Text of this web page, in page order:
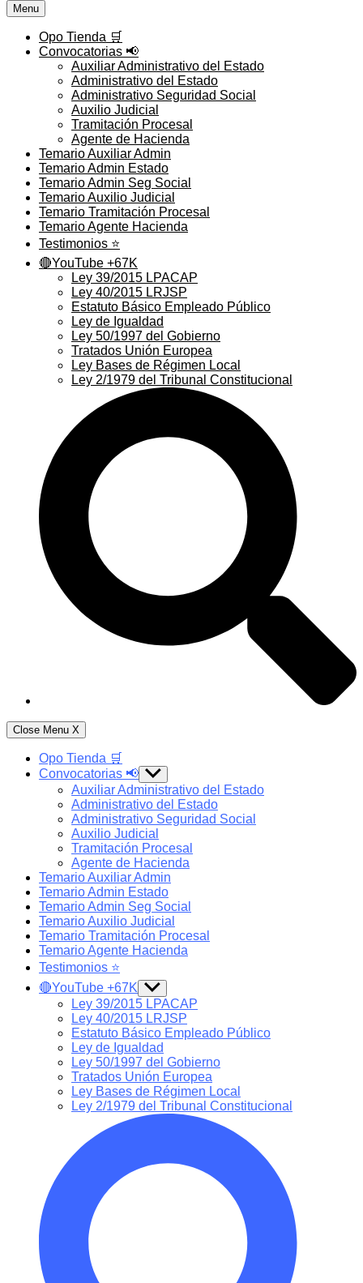
Menu
Opo Tienda 🛒
Convocatorias 📢
Auxiliar Administrativo del Estado
Administrativo del Estado
Administrativo Seguridad Social
Auxilio Judicial
Tramitación Procesal
Agente de Hacienda
Temario Auxiliar Admin
Temario Admin Estado
Temario Admin Seg Social
Temario Auxilio Judicial
Temario Tramitación Procesal
Temario Agente Hacienda
Testimonios ⭐️
🔴YouTube +67K
Ley 39/2015 LPACAP
Ley 40/2015 LRJSP
Estatuto Básico Empleado Público
Ley de Igualdad
Ley 50/1997 del Gobierno
Tratados Unión Europea
Ley Bases de Régimen Local
Ley 2/1979 del Tribunal Constitucional
Close Menu X
Opo Tienda 🛒
Convocatorias 📢 Show
sub
menu
Auxiliar Administrativo del Estado
Administrativo del Estado
Administrativo Seguridad Social
Auxilio Judicial
Tramitación Procesal
Agente de Hacienda
Temario Auxiliar Admin
Temario Admin Estado
Temario Admin Seg Social
Temario Auxilio Judicial
Temario Tramitación Procesal
Temario Agente Hacienda
Testimonios ⭐️
🔴YouTube +67K Show
sub
menu
Ley 39/2015 LPACAP
Ley 40/2015 LRJSP
Estatuto Básico Empleado Público
Ley de Igualdad
Ley 50/1997 del Gobierno
Tratados Unión Europea
Ley Bases de Régimen Local
Ley 2/1979 del Tribunal Constitucional